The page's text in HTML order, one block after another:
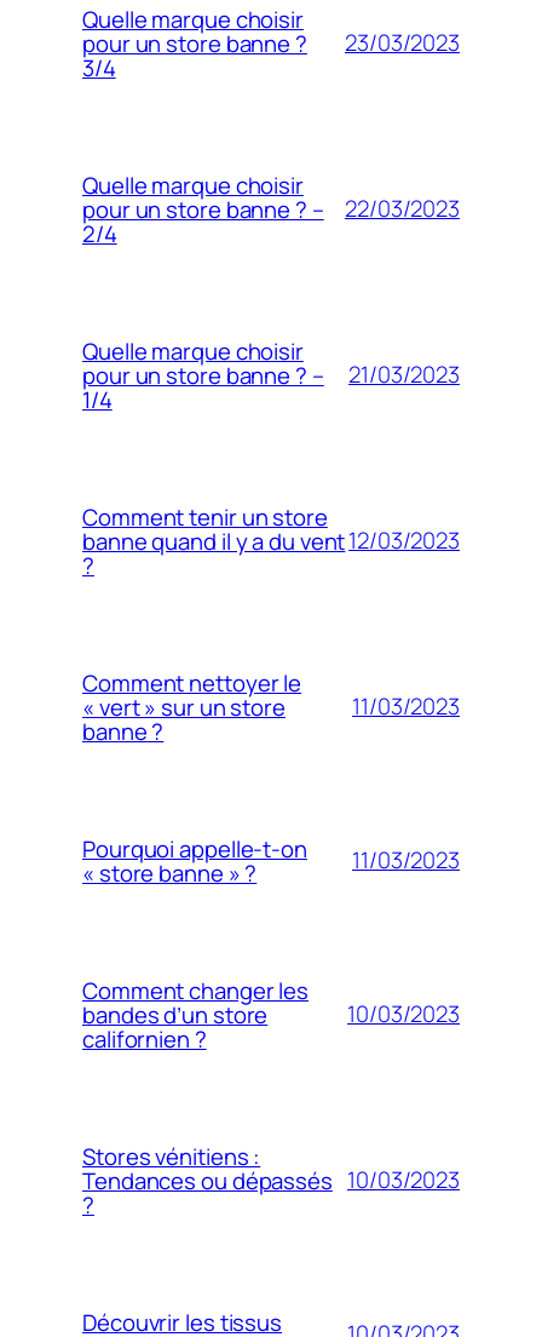
Quelle marque choisir
pour un store banne ?
3/4
23/03/2023
Quelle marque choisir
pour un store banne ? –
2/4
22/03/2023
Quelle marque choisir
pour un store banne ? –
1/4
21/03/2023
Comment tenir un store
banne quand il y a du vent
?
12/03/2023
Comment nettoyer le
« vert » sur un store
banne ?
11/03/2023
Pourquoi appelle-t-on
« store banne » ? 11/03/2023
Comment changer les
bandes d’un store
californien ?
10/03/2023
Stores vénitiens :
Tendances ou dépassés
?
10/03/2023
Découvrir les tissus